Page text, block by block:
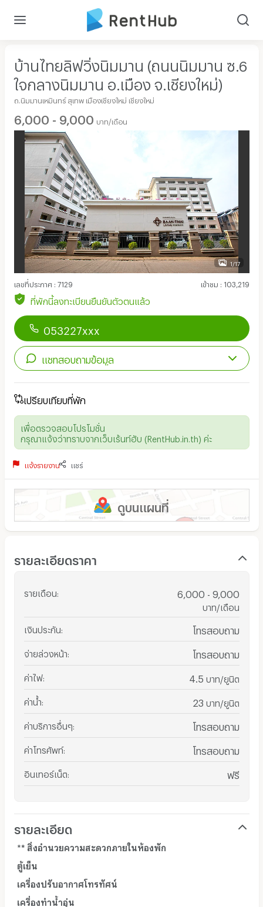
บ้านไทยลิฟวิ่งนิมมาน (ถนนนิมมาน ซ.6
ใจกลางนิมมาน อ.เมือง จ.เชียงใหม่)
ถ.นิมมานเหมินทร์ สุเทพ เมืองเชียงใหม่ เชียงใหม่
6,000 - 9,000 บาท/เดือน
1/17
เลขที่ประกาศ : 7129 เข้าชม : 103,219
ที่พักนี้ลงทะเบียนยืนยันตัวตนแล้ว
053227xxx
แชทสอบถามข้อมูล
เปรียบเทียบที่พัก
เพื่อตรวจสอบโปรโมชั่น
กรุณาแจ้งว่าทราบจากเว็บเร้นท์ฮับ (RentHub.in.th) ค่ะ
แจ้งรายงาน แชร์
ดูบนแผนที่
รายละเอียดราคา
รายเดือน 6,000 - 9,000
บาท/เดือน
เงินประกัน โทรสอบถาม
จ่ายล่วงหน้า โทรสอบถาม
ค่าไฟ: 4.5 บาท/ยูนิต
ค่าน้ำ 23 บาท/ยูนิต
ค่าบริการอื่นๆ โทรสอบถาม
ค่าโทรศัพท์: โทรสอบถาม
อินเทอร์เน็ต ฟรี
รายละเอียด
** สิ่งอำนวยความสะดวกภายในห้องพัก
ตู้เย็น
เครื่องปรับอากาศโทรทัศน์
เครื่องทำน้ำอุ่น